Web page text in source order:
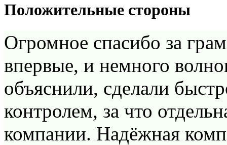
Положительные стороны
Огромное спасибо за
впервые, и немного
объяснили, сделали
контролем, за что
компании. Надёжная